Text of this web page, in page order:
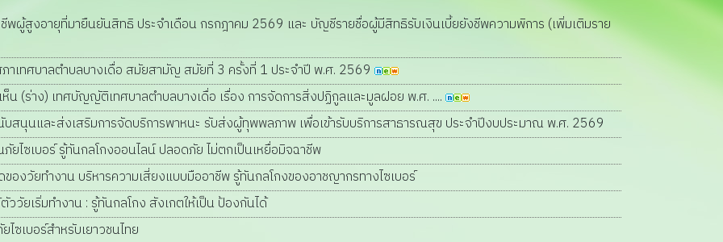
ผู้สูงอายุที่มายืนยันสิทธิ ประจำเดือน กรกฎาคม 2569 และ บัญชีรายชื่อผู้มีสิทธิรับเงินเบี้ยยังชีพความพิการ (เพิ่มเติมราย
าเทศบาลตำบลบางเดื่อ สมัยสามัญ สมัยที่ 3 ครั้งที่ 1 ประจำปี พ.ศ. 2569
(ร่าง) เทศบัญญัติเทศบาลตำบลบางเดื่อ เรื่อง การจัดการสิ่งปฏิกูลและมูลฝอย พ.ศ. ....
นุนและส่งเสริมการจัดบริการพาหนะ รับส่งผู้ทุพพลภาพ เพื่อเข้ารับบริการสาธารณสุข ประจำปีงบประมาณ พ.ศ. 2569
ไซเบอร์ รู้ทันกลโกงออนไลน์ ปลอดภัย ไม่ตกเป็นเหยื่อมิจฉาชีพ
งวัยทำงาน บริหารความเสี่ยงแบบมืออาชีพ รู้ทันกลโกงของอาชญากรทางไซเบอร์
วัยเริ่มทำงาน : รู้ทันกลโกง สังเกตให้เป็น ป้องกันได้
ซเบอร์สำหรับเยาวชนไทย